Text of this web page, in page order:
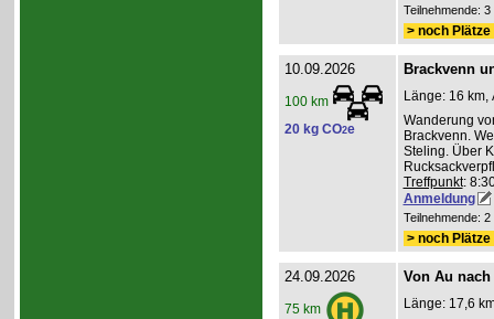
Teilnehmende:
> noch
10.09.2026
100 km
20 kg CO2e
Brackvenn
Länge: 16 km,
Wanderung
Brackvenn.
Steling. Über
Treffpunkt:
Anmeldung
Teilnehmende:
> noch
24.09.2026
75 km
Von Au
Länge: 17,6